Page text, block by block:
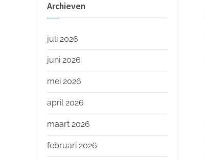
e
h
Archieven
juli 2026
juni 2026
mei 2026
april 2026
maart 2026
februari 2026